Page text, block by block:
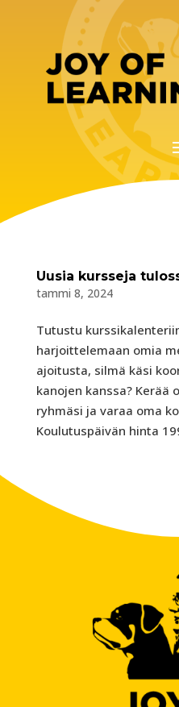
Uusia kursseja
tammi 8, 2024
Tutustu
harjoittelemaan omia
ajoitusta, silmä käsi
kanojen kanssa? Kerää
ryhmäsi ja varaa oma
Koulutuspäivän hinta